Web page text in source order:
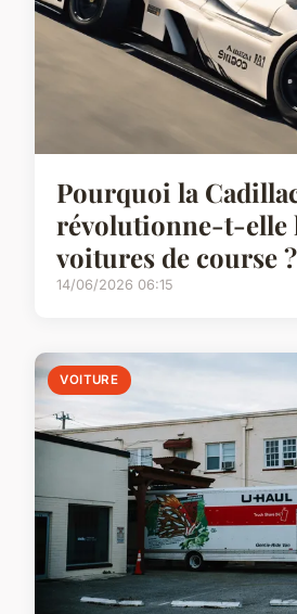
Pourquoi la
révolutionne-t-elle
voitures de course ?
14/06/2026 06:15
VOITURE